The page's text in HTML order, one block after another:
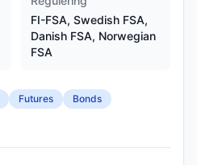
FI-FSA, Swedish FSA,
Danish FSA, Norwegian
FSA
Futures
Bonds